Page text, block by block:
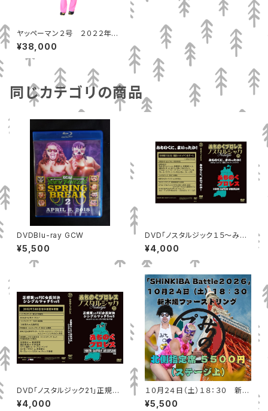
ヤッペーマン２号 ２０２２年度
版コスチューム、マスクセット
¥38,000
同じカテゴリの商品
DVDBlu-ray GCW
¥5,500
DVD「ノスタルジック１５～みち
のくに、まいったか」MP-172
¥4,000
DVD「ノスタルジック21」正規軍
vsFEC全面対決 シングルマッチ
5vs5
¥4,000
１０月２４日（土）１８：３０ 新木
場ファーストリング 北側指定席
（ステージ上）
¥5,500